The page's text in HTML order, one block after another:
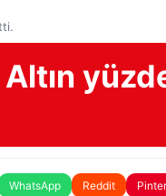
WhatsApp Reddit